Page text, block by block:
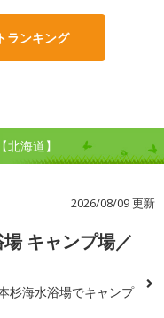
ランキング
海道】
2026/08/09 更新
キャンプ場／
杉海水浴場でキャンプ